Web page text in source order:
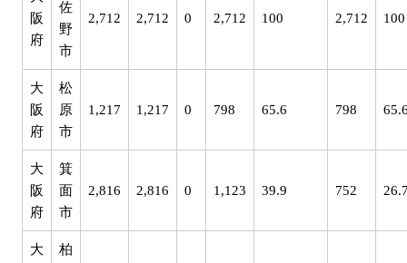
阪
府
佐
野
市
2,712 2,712 0 2,712 100 2,712 100
大
阪
府
松
原
市
1,217 1,217 0 798 65.6 798
大
阪
府
箕
面
市
2,816 2,816 0 1,123 39.9 752
大
柏